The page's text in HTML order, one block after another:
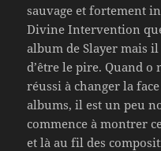
sauvage et fortement
Divine Intervention
album de Slayer mais
d’être le pire. Quand o
réussi à changer la
albums, il est un peu
commence à montrer
et là au fil des